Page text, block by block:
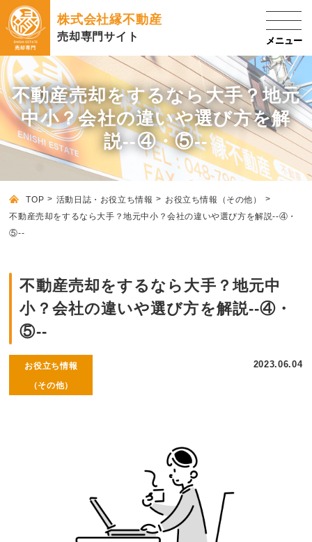
株式会社縁不動産
売却専門サイト
不動産売却をするなら大手？地元
中小？会社の違いや選び方を解
説--④・⑤--
TOP 活動日誌・お役立ち情報
お役立ち情報（その他）
不動産売却をするなら大手？地元中小？会社の違いや選び方を解説--④・
⑤--
不動産売却をするなら大手？地元中
小？会社の違いや選び方を解説--④・
⑤--
お役立ち情報
（その他）
2023.06.04